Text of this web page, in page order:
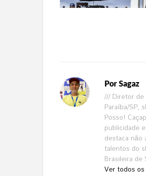
Por Sagaz
/// Diretor
Paraíba/SP,
Posso!
publicidade
destaca não
talentos do
Brasileira
Ver todos